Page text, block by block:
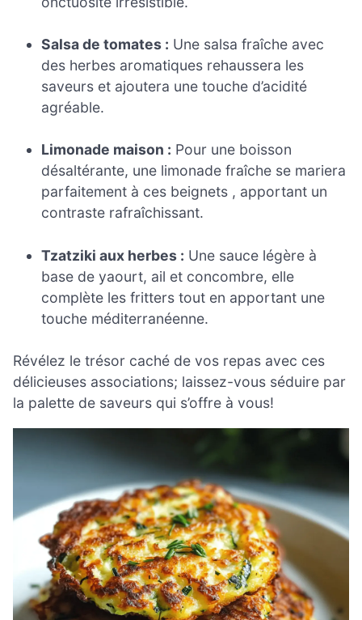
Salsa de tomates : Une salsa fraîche avec
des herbes aromatiques rehaussera les
saveurs et ajoutera une touche d’acidité
agréable.
Limonade maison : Pour une boisson
désaltérante, une limonade fraîche se mariera
parfaitement à ces beignets , apportant un
contraste rafraîchissant.
Tzatziki aux herbes : Une sauce légère à
base de yaourt, ail et concombre, elle
complète les fritters tout en apportant une
touche méditerranéenne.
Révélez le trésor caché de vos repas avec ces
délicieuses associations; laissez-vous séduire par
la palette de saveurs qui s’offre à vous!